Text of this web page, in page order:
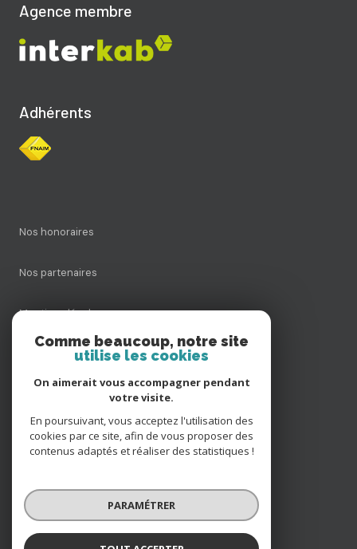
Agence membre
Adhérents
Nos honoraires
Nos partenaires
Mentions légales
Cookies
© 2026 | Tous droits réservés
Réalisé par
Comme beaucoup, notre site
utilise les cookies
On aimerait vous accompagner pendant
votre visite.
En poursuivant, vous acceptez l'utilisation des
cookies par ce site, afin de vous proposer des
contenus adaptés et réaliser des statistiques !
PARAMÉTRER